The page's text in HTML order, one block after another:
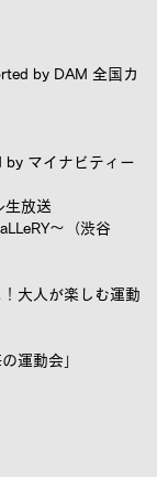
by DAM 全国カ
by マイナビティー
生放送
〜（渋谷
大人が楽しむ運動
運動会」